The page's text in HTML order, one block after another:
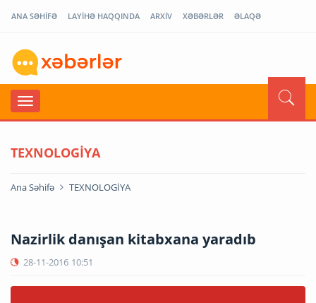
ANA SƏHİFƏ LAYİHƏ HAQQINDA ARXİV XƏBƏRLƏR ƏLAQƏ
TEXNOLOGİYA
Ana Səhifə TEXNOLOGİYA
Nazirlik danışan kitabxana yaradıb
28-11-2016 10:51